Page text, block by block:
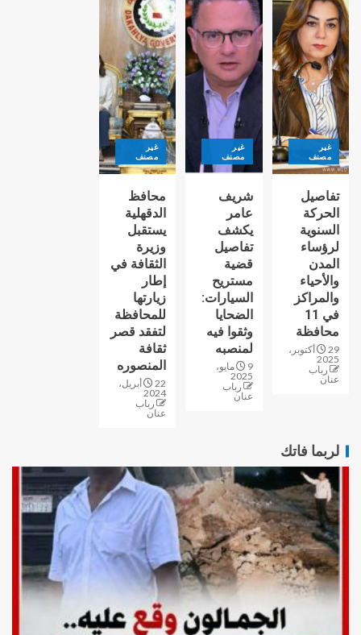
غير
مصنف
تفاصيل
الحركة
السنوية
لرؤساء
المدن
والأحياء
والمراكز
في 11
محافظة
29 أكتوبر،
2025
رباب
عنان
غير
مصنف
شريف
عامر
يكشف
تفاصيل
قضية
مستريح
السيارات:
الضحايا
وثقوا فيه
لمنصبه
9 مايو،
2025
رباب
عنان
غير
مصنف
محافظ
الدقهلية
يستقبل
وزيرة
الثقافة في
إطار
زيارتها
للمحافظة
لتفقد قصر
ثقافة
المنصوره
22 أبريل،
2024
رباب
عنان
لربما فاتك